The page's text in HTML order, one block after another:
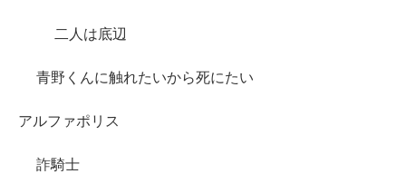
二人は底辺
青野くんに触れたいから死にたい
アルファポリス
詐騎士